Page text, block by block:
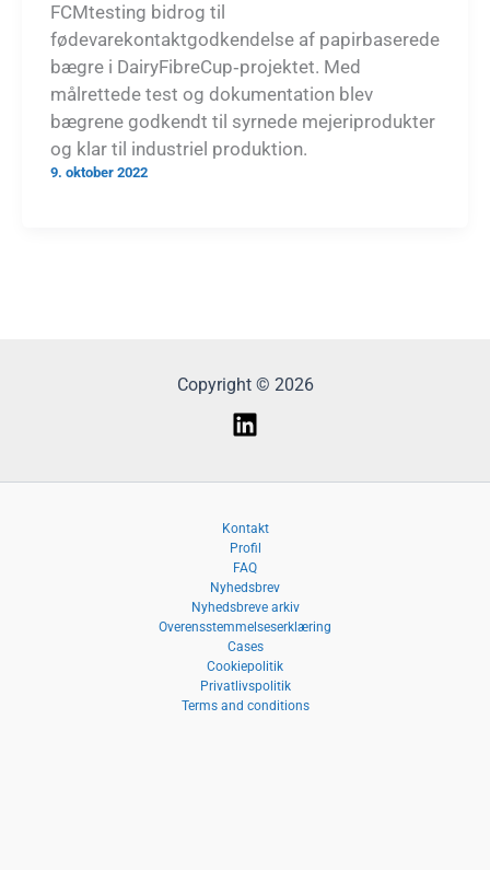
FCMtesting bidrog til
fødevarekontaktgodkendelse af papirbaserede
bægre i DairyFibreCup‑projektet. Med
målrettede test og dokumentation blev
bægrene godkendt til syrnede mejeriprodukter
og klar til industriel produktion.
9. oktober 2022
Copyright © 2026
Kontakt
Profil
FAQ
Nyhedsbrev
Nyhedsbreve arkiv
Overensstemmelseserklæring
Cases
Cookiepolitik
Privatlivspolitik
Terms and conditions